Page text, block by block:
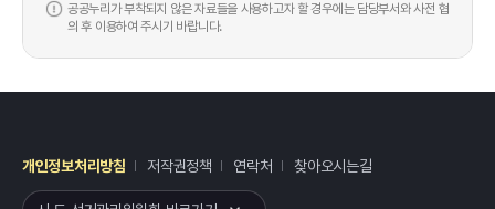
공공누리가 부착되지 않은 자료들을 사용하고자 할 경우에는 담당부서와 사전 협
의 후 이용하여 주시기 바랍니다.
개인정보처리방침 저작권정책 연락처 찾아오시는길